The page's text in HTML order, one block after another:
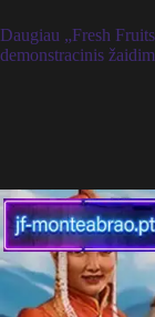
Daugiau „Fresh
demonstracinis